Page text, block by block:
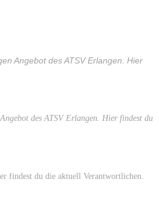
Angebot des ATSV Erlangen. Hier
des ATSV Erlangen. Hier findest du
findest du die aktuell Verantwortlichen.